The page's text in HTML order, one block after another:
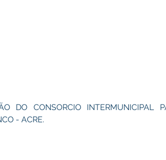
DO CONSORCIO INTERMUNICIPAL
- ACRE.